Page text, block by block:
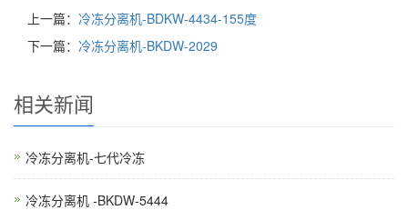
上一篇： 冷冻分离机-BDKW-4434-155度
下一篇： 冷冻分离机-BKDW-2029
相关新闻
冷冻分离机-七代冷冻
冷冻分离机 -BKDW-5444